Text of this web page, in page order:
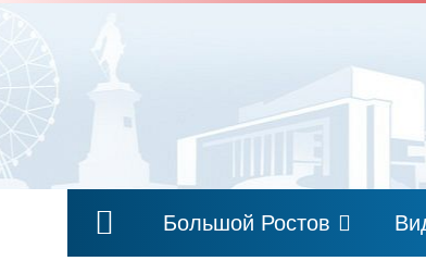
Большой Ростов